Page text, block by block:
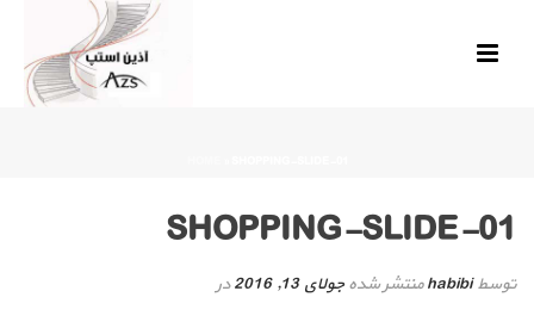
SHOPPING-SLIDE-01
توسطhabibiمنتشر شدهجولای 13, 2016 در